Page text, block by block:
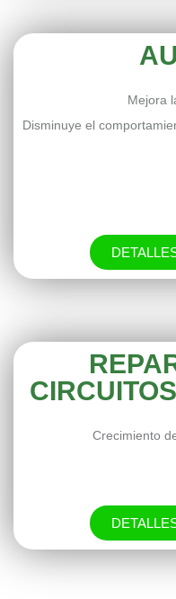
Mejora
Disminuye el
Crecimiento